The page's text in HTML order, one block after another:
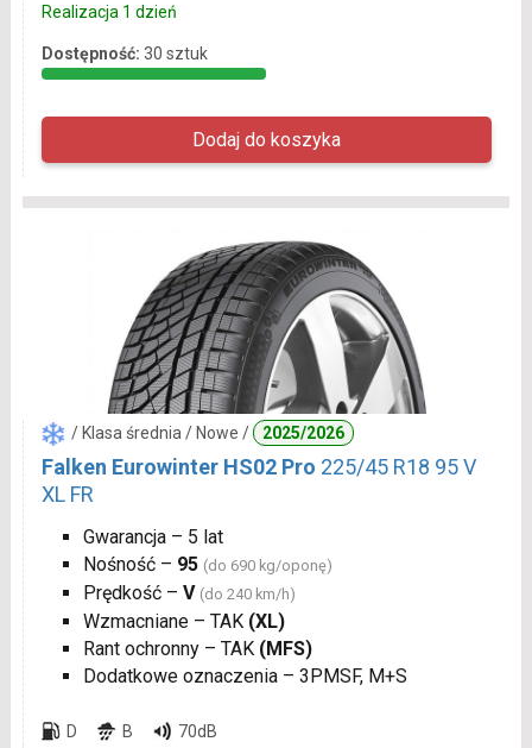
Realizacja 1 dzień
Dostępność: 30 sztuk
/ Klasa średnia / Nowe / 2025/2026
Falken Eurowinter HS02 Pro 225/45 R18 95 V
XL FR
Gwarancja – 5 lat
Nośność – 95 (do 690 kg/oponę)
Prędkość – V (do 240 km/h)
Wzmacniane – TAK (XL)
Rant ochronny – TAK (MFS)
Dodatkowe oznaczenia – 3PMSF, M+S
D B 70dB